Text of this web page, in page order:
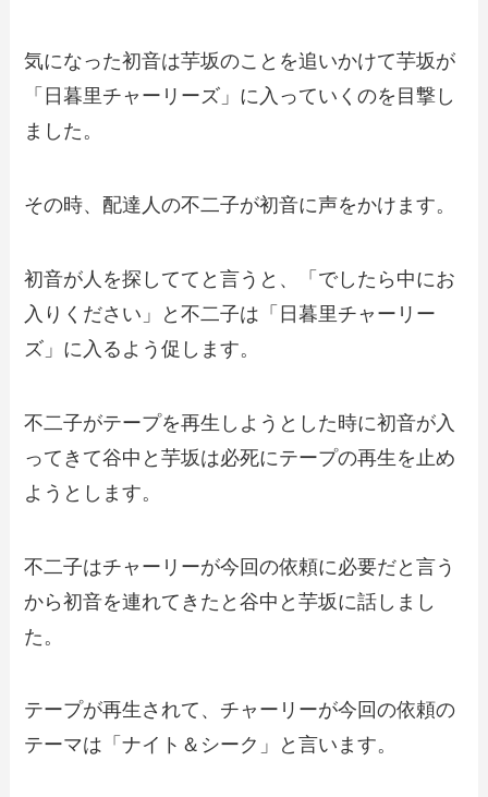
気になった初音は芋坂のことを追いかけて芋坂が
「日暮里チャーリーズ」に入っていくのを目撃し
ました。
その時、配達人の不二子が初音に声をかけます。
初音が人を探しててと言うと、「でしたら中にお
入りください」と不二子は「日暮里チャーリー
ズ」に入るよう促します。
不二子がテープを再生しようとした時に初音が入
ってきて谷中と芋坂は必死にテープの再生を止め
ようとします。
不二子はチャーリーが今回の依頼に必要だと言う
から初音を連れてきたと谷中と芋坂に話しまし
た。
テープが再生されて、チャーリーが今回の依頼の
テーマは「ナイト＆シーク」と言います。